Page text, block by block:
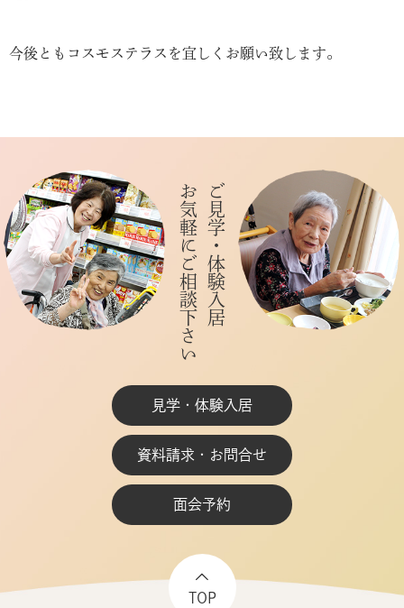
今後ともコスモステラスを宜しくお願い致します。
お気軽にご相談下さいご見学・体験入居
見学・体験入居
資料請求・お問合せ
面会予約
TOP